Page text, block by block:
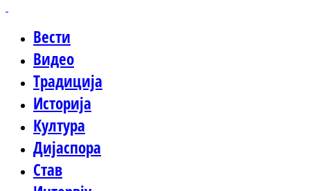
Вести
Видео
Традиција
Историја
Култура
Дијаспора
Став